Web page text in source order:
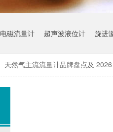
电磁流量计 超声波液位计 旋进
天然气主流流量计品牌盘点及